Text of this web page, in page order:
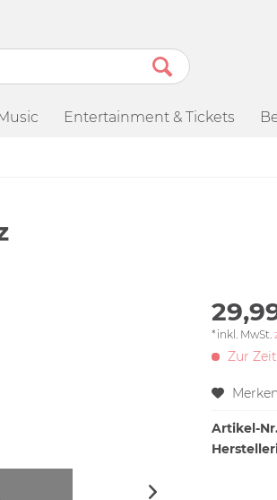
Entertainment & Tickets
*inkl. MwSt.
Zur
Merken
Artikel-